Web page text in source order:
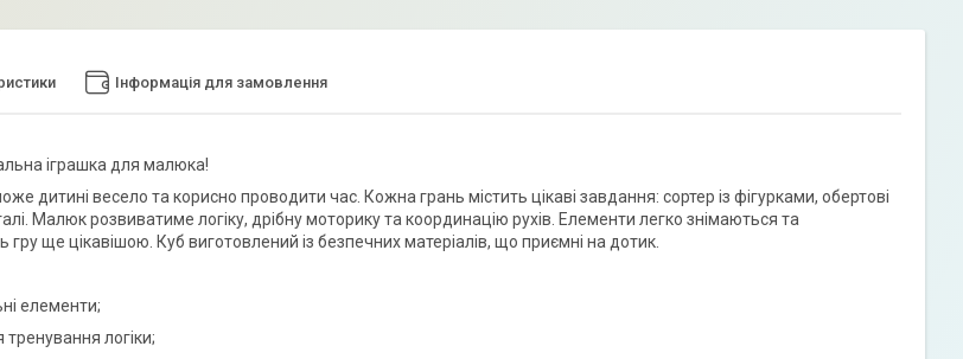
Інформація для замовлення
іграшка для малюка!
дитині весело та корисно проводити час. Кожна грань містить цікаві завдання: сортер із фігурками, обертові
Малюк розвиватиме логіку, дрібну моторику та координацію рухів. Елементи легко знімаються та
ще цікавішою. Куб виготовлений із безпечних матеріалів, що приємні на дотик.
елементи;
тренування логіки;